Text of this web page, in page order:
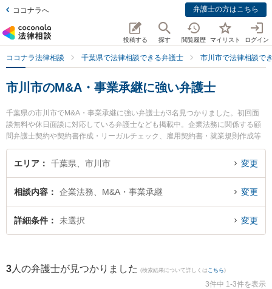
ココナラへ 弁護士の方はこちら
投稿する 探す 閲覧履歴 マイリスト ログイン
ココナラ法律相談 千葉県で法律相談できる弁護士 市川市で法律相談で
市川市のM&A・事業承継に強い弁護士
千葉県の市川市でM&A・事業承継に強い弁護士が3名見つかりました。初回面
談無料や休日面談に対応している弁護士なども掲載中。企業法務に関係する顧
問弁護士契約や契約書作成・リーガルチェック、雇用契約書・就業規則作成等
の細かな分野での絞り込み検索もでき便利です。特に法律事務所羅針盤の本田
真郷弁護士やアトラス綜合法律事務所の本宮 秀樹弁護士、市川妙典法律事務所
護士に相談したい』『M&A・事業承継のトラブル解決の実績豊富な近くの弁護
士を検索したい』『初回相談無料でM&A・事業承継を法律相談できる市川市内
の弁護士に相談予約したい』などでお困りの相談者さんにおすすめです。
エリア 千葉県、市川市 変更
相談内容 企業法務、M&A・事業承継 変更
詳細条件 未選択 変更
3 人の弁護士が見つかりました (検索結果について詳しくは こちら)
3件中 1-3件を表示